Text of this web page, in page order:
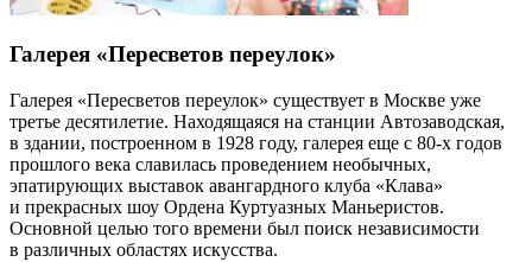
Галерея «Пересветов переулок»
Галерея «Пересветов переулок» существует в Москве уже
третье десятилетие. Находящаяся на станции Автозаводская,
в здании, построенном в 1928 году, галерея еще с 80-х годов
прошлого века славилась проведением необычных,
эпатирующих выставок авангардного клуба «Клава»
и прекрасных шоу Ордена Куртуазных Маньеристов.
Основной целью того времени был поиск независимости
в различных областях искусства.